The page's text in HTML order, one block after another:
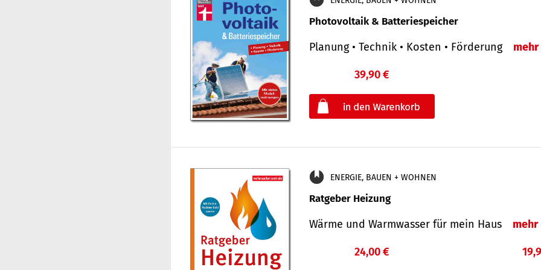
Photovoltaik & Batteriespeicher
Planung • Technik • Kosten • Förderung mehr
39,90 €
ENERGIE, BAUEN + WOHNEN
Ratgeber Heizung
Wärme und Warmwasser für mein Haus mehr
24,00 €